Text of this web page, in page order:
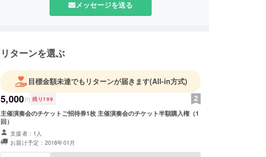
メッセージを送る
リターンを選ぶ
目標金額未達でもリターンが届きます(All-in方式)
5,000円 残り199
主催演奏会のチケットご招待券1枚 主催演奏会のチケット半額購入権（1
回）
支援者：1人
お届け予定：2018年01月